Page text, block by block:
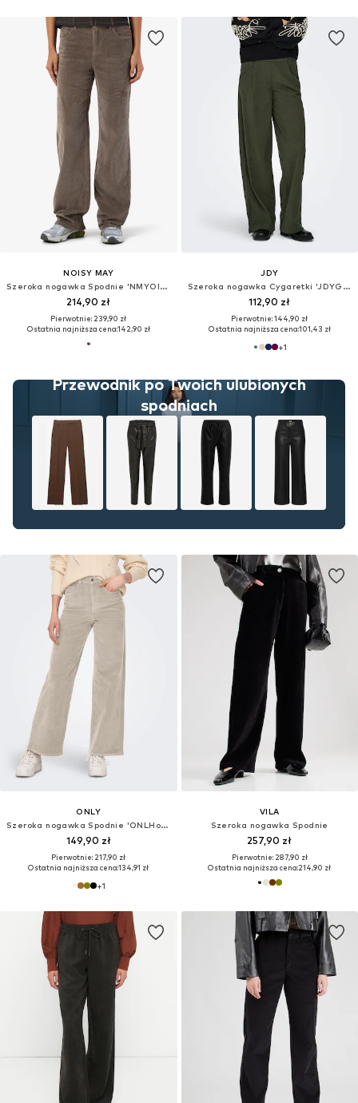
NOISY MAY
Szeroka nogawka Spodnie 'NMYOlanda'
214,90 zł
Pierwotnie: 239,90 zł
Ostatnia najniższa cena:142,90 zł
Przewodnik po Twoich ulubionych
spodniach
JDY
Szeroka nogawka Cygaretki 'JDYGeggo'
112,90 zł
Pierwotnie: 144,90 zł
Ostatnia najniższa cena:101,43 zł
+1
ONLY
Szeroka nogawka Spodnie 'ONLHope'
149,90 zł
Pierwotnie: 217,90 zł
Ostatnia najniższa cena:134,91 zł
+1
VILA
Szeroka nogawka Spodnie
257,90 zł
Pierwotnie: 287,90 zł
Ostatnia najniższa cena:214,90 zł